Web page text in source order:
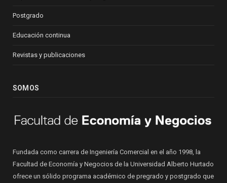
Postgrado
Educación continua
Revistas y publicaciones
SOMOS
Fundada como carrera de Ingeniería Comercial en el año 1998, la
Facultad de Economía y Negocios de la Universidad Alberto Hurtado
ofrece un sólido programa académico de pregrado y postgrado que